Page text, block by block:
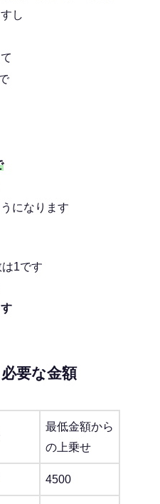
し
になります
1です
要な金額
最低金額から
の上乗せ
4500